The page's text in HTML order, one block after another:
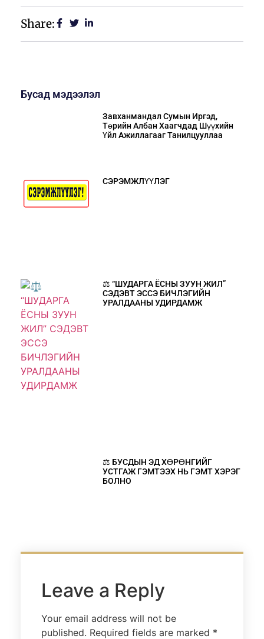
Share:
Бусад мэдээлэл
Завханмандал Сумын Иргэд,
Төрийн Албан Хаагчдад Шүүхийн
Үйл Ажиллагааг Танилцууллаа
СЭРЭМЖЛҮҮЛЭГ
⚖️ “ШУДАРГА ЁСНЫ ЗУУН ЖИЛ”
СЭДЭВТ ЭССЭ БИЧЛЭГИЙН
УРАЛДААНЫ УДИРДАМЖ
⚖️ БУСДЫН ЭД ХӨРӨНГИЙГ
УСТГАЖ ГЭМТЭЭХ НЬ ГЭМТ ХЭРЭГ
БОЛНО
Leave a Reply
Your email address will not be
published. Required fields are marked *